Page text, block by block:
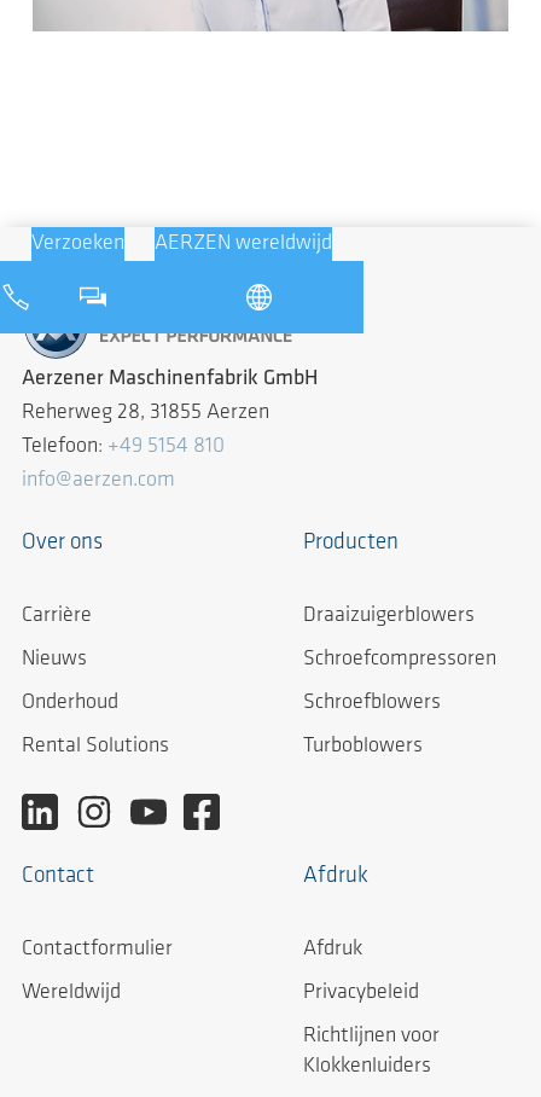
Verzoeken AERZEN wereldwijd
Aerzener Maschinenfabrik GmbH
Reherweg 28, 31855 Aerzen
Telefoon: +49 5154 810
info@aerzen.com
Over ons
Carrière
Nieuws
Onderhoud
Rental Solutions
Producten
Draaizuigerblowers
Schroefcompressoren
Schroefblowers
Turboblowers
Contact
Contactformulier
Wereldwijd
Afdruk
Afdruk
Privacybeleid
Richtlijnen voor
Klokkenluiders